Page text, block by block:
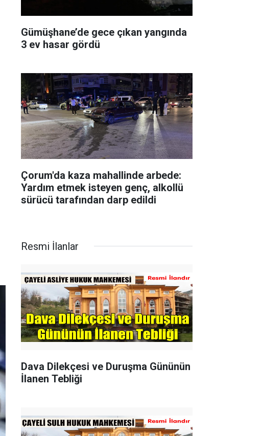
Gümüşhane’de gece çıkan yangında
3 ev hasar gördü
Çorum'da kaza mahallinde arbede:
Yardım etmek isteyen genç, alkollü
sürücü tarafından darp edildi
Resmi İlanlar
Dava Dilekçesi ve Duruşma Gününün
İlanen Tebliği